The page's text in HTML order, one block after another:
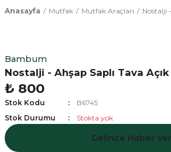
Anasayfa Mutfak Mutfak Araçları Nostalji
Bambum
Nostalji - Ahşap Saplı Tava
₺ 800
Stok Kodu
B6745
Stok Durumu
Stokta yok
Gelince Haber Ver